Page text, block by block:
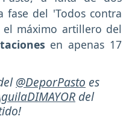
fase del 'Todos contra
el máximo artillero del
en apenas 17
@DeporPasto es
del